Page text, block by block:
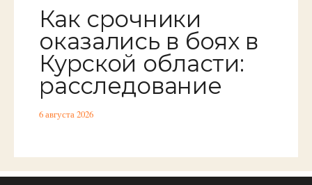
Как срочники
оказались в боях в
Курской области:
расследование
6 августа 2026